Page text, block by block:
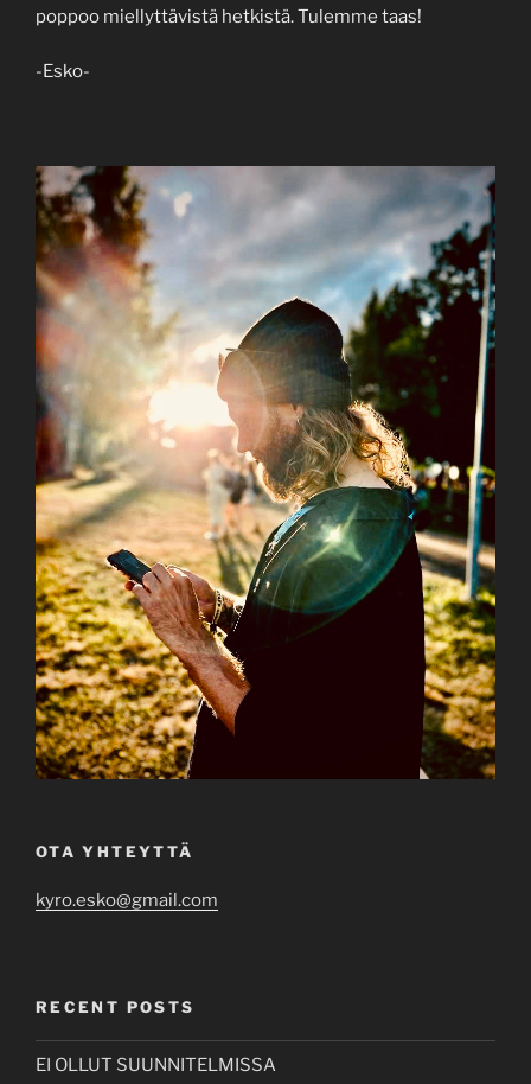
poppoo miellyttävistä hetkistä. Tulemme taas!
-Esko-
OTA YHTEYTTÄ
kyro.esko@gmail.com
RECENT POSTS
EI OLLUT SUUNNITELMISSA